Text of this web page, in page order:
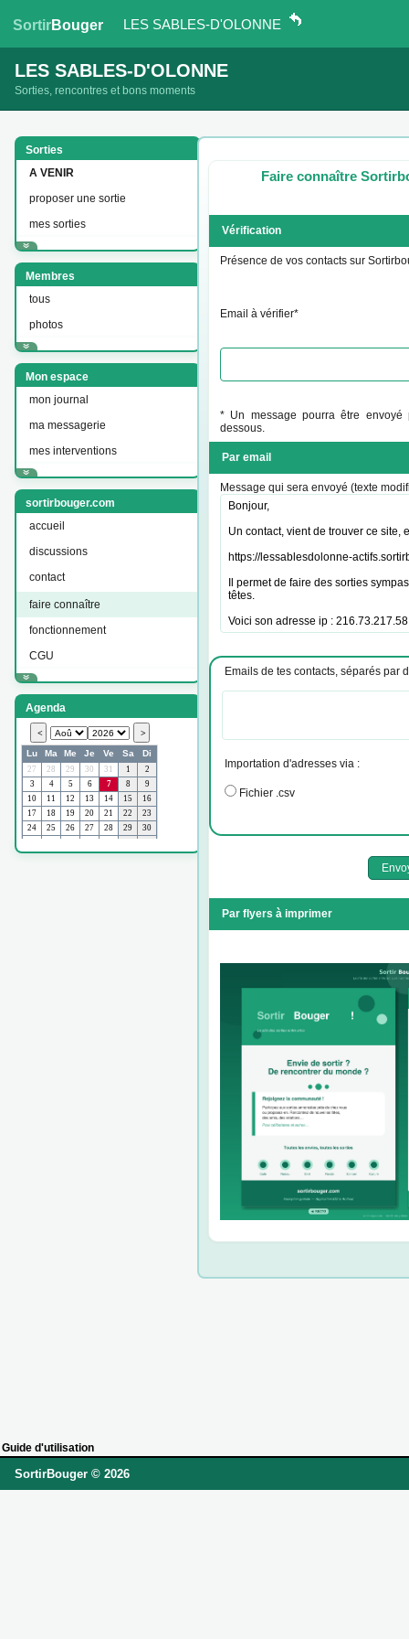
SortirBouger LES SABLES-D'OLONNE
LES SABLES-D'OLONNE
Sorties, rencontres et bons moments
Sorties
A VENIR
proposer une sortie
mes sorties
Membres
tous
photos
Mon espace
mon journal
ma messagerie
mes interventions
sortirbouger.com
accueil
discussions
contact
faire connaître
fonctionnement
CGU
Agenda
Faire connaître
Vérification
Présence de vos contacts sur
Email à vérifier*
* Un message pourra être
dessous.
Par email
Message qui sera envoyé (texte
Emails de tes contacts, séparés par
Importation d'adresses via :
Fichier .csv
Par flyers à imprimer
Guide d'utilisation
SortirBouger © 2026